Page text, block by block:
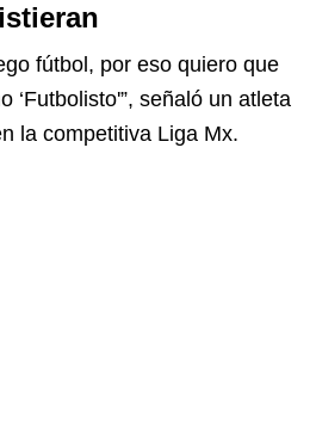
fútbol, por eso quiero que
‘Futbolisto'”, señaló un atleta
la competitiva Liga Mx.